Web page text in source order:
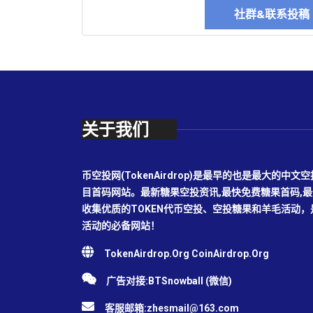
社群&联系投
关于我们
币空投网(TokenAirdrop)是最早的也是最大的中文
目首码网站。最新糖果空投资讯,最快免费糖果首码,
收集优质的TOKEN代币空投、空投糖果和羊毛活动
活动的必备网站！
TokenAirdrop.Org CoinAirdrop.Org
广告对接:BTSnowball (微信)
客服邮箱:zhesmail@163.com